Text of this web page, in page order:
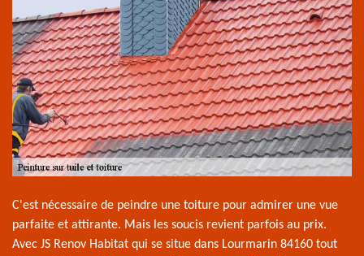
C'est nécessaire de peindre une toiture pour admirer une vue
parfaite et attirante. Mais les soucis revient parfois au prix.
Avec JS Renov Habitat qui se situe dans Lourmarin 84160 tout